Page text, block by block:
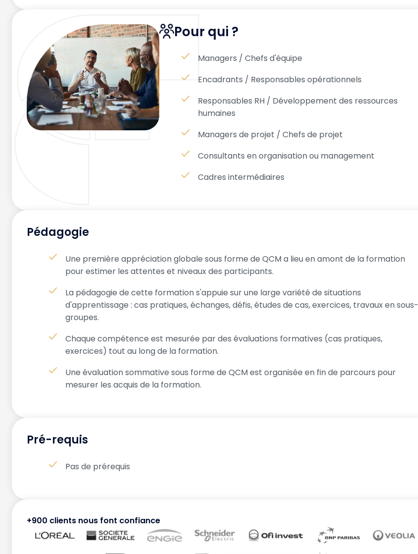
Pour qui ?
Managers / Chefs d'équipe
Encadrants / Responsables opérationnels
Responsables RH / Développement des ressources
humaines
Managers de projet / Chefs de projet
Consultants en organisation ou management
Cadres intermédiaires
Pédagogie
Une première appréciation globale sous forme de QCM a lieu en amont de la formation
pour estimer les attentes et niveaux des participants.
La pédagogie de cette formation s'appuie sur une large variété de situations
d'apprentissage : cas pratiques, échanges, défis, études de cas, exercices, travaux en sous-
groupes.
Chaque compétence est mesurée par des évaluations formatives (cas pratiques,
exercices) tout au long de la formation.
Une évaluation sommative sous forme de QCM est organisée en fin de parcours pour
mesurer les acquis de la formation.
Pré-requis
Pas de prérequis
+900 clients nous font confiance